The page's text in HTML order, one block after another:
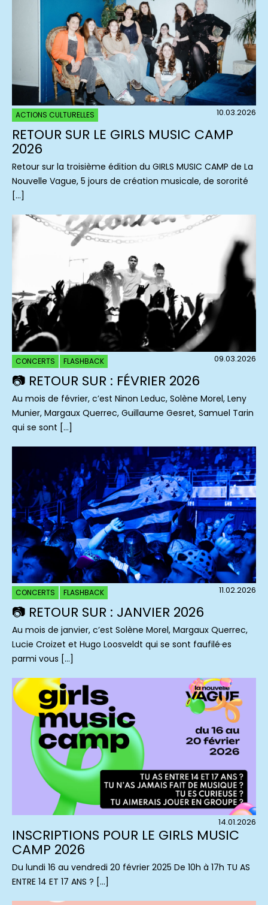
ACTIONS CULTURELLES 10.03.2026
RETOUR SUR LE GIRLS MUSIC CAMP
2026
Retour sur la troisième édition du GIRLS MUSIC CAMP de La
Nouvelle Vague, 5 jours de création musicale, de sororité
[…]
CONCERTS FLASHBACK 09.03.2026
📷 RETOUR SUR : FÉVRIER 2026
Au mois de février, c’est Ninon Leduc, Solène Morel, Leny
Munier, Margaux Querrec, Guillaume Gesret, Samuel Tarin
qui se sont […]
CONCERTS FLASHBACK 11.02.2026
📷 RETOUR SUR : JANVIER 2026
Au mois de janvier, c’est Solène Morel, Margaux Querrec,
Lucie Croizet et Hugo Loosveldt qui se sont faufilé·es
parmi vous […]
14.01.2026
INSCRIPTIONS POUR LE GIRLS MUSIC
CAMP 2026
Du lundi 16 au vendredi 20 février 2025 De 10h à 17h TU AS
ENTRE 14 ET 17 ANS ? […]